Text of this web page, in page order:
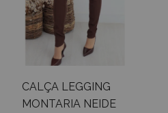
CALÇA LEGGING
MONTARIA NEIDE